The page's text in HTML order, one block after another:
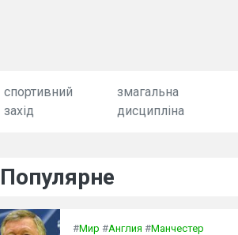
спортивний
захід
змагальна
дисципліна
Популярне
#Мир #Англия #Манчестер